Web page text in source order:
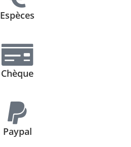
Espèces
Chèque
Paypal